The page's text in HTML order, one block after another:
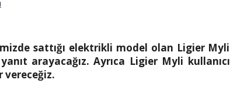
sattığı elektrikli model olan Ligier Myli
arayacağız. Ayrıca Ligier Myli kullanıcı
vereceğiz.